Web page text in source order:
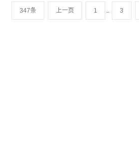
347条 上一页 1 .. 3